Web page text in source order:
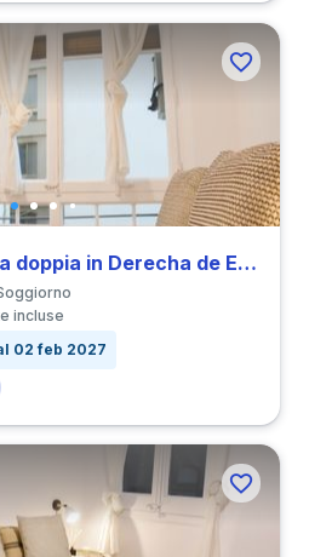
Accogliente camera doppia in Derecha de Eixample
incluse
02 feb 2027